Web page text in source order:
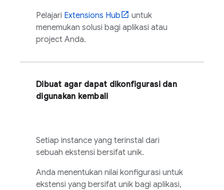
Pelajari Extensions Hub
untuk
menemukan solusi bagi aplikasi atau
project Anda.
Dibuat agar dapat dikonfigurasi dan
digunakan kembali
Setiap instance yang terinstal dari
sebuah ekstensi bersifat unik.
Anda menentukan nilai konfigurasi untuk
ekstensi yang bersifat unik bagi aplikasi,